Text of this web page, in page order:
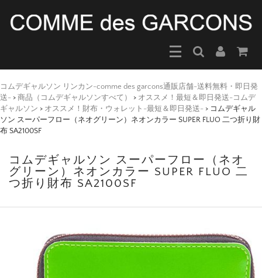
コムデギャルソン リンカン-comme des garcons通販店舗-送料無料・即日発
送- > 商品（コムデギャルソンすべて） > オススメ！最短＆即日発送-コムデ
ギャルソン > オススメ！財布・ウォレット-最短＆即日発送- > コムデギャル
ソン スーパーフロー（ネオグリーン）ネオンカラー SUPER FLUO 二つ折り財
布 SA2100SF
コムデギャルソン スーパーフロー（ネオ
グリーン）ネオンカラー SUPER FLUO 二
つ折り財布 SA2100SF